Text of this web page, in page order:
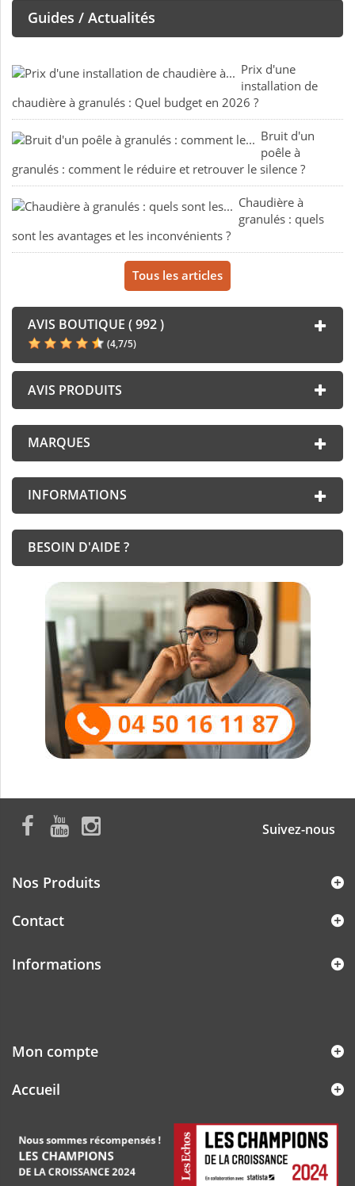
Guides / Actualités
Prix d'une
installation de
chaudière à granulés : Quel budget en 2026 ?
Bruit d'un
poêle à
granulés : comment le réduire et retrouver le silence ?
Chaudière à
granulés : quels
sont les avantages et les inconvénients ?
Tous les articles
AVIS BOUTIQUE ( 992 )
(4,7/5)
AVIS PRODUITS
MARQUES
INFORMATIONS
BESOIN D'AIDE ?
Suivez-nous
Nos Produits
Contact
Informations
Mon compte
Accueil